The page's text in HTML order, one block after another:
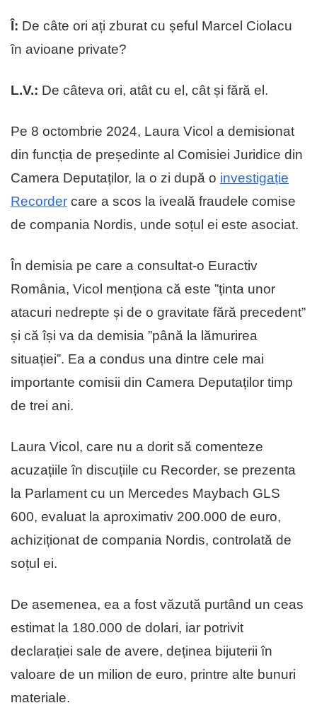
Î: De câte ori ați zburat cu șeful Marcel Ciolacu
în avioane private?
L.V.: De câteva ori, atât cu el, cât și fără el.
Pe 8 octombrie 2024, Laura Vicol a demisionat
din funcția de președinte al Comisiei Juridice din
Camera Deputaților, la o zi după o investigație
Recorder care a scos la iveală fraudele comise
de compania Nordis, unde soțul ei este asociat.
În demisia pe care a consultat-o Euractiv
România, Vicol menționa că este ”ținta unor
atacuri nedrepte și de o gravitate fără precedent”
și că își va da demisia ”până la lămurirea
situației”. Ea a condus una dintre cele mai
importante comisii din Camera Deputaților timp
de trei ani.
Laura Vicol, care nu a dorit să comenteze
acuzațiile în discuțiile cu Recorder, se prezenta
la Parlament cu un Mercedes Maybach GLS
600, evaluat la aproximativ 200.000 de euro,
achiziționat de compania Nordis, controlată de
soțul ei.
De asemenea, ea a fost văzută purtând un ceas
estimat la 180.000 de dolari, iar potrivit
declarației sale de avere, deținea bijuterii în
valoare de un milion de euro, printre alte bunuri
materiale.